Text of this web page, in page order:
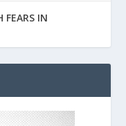
FEARS IN